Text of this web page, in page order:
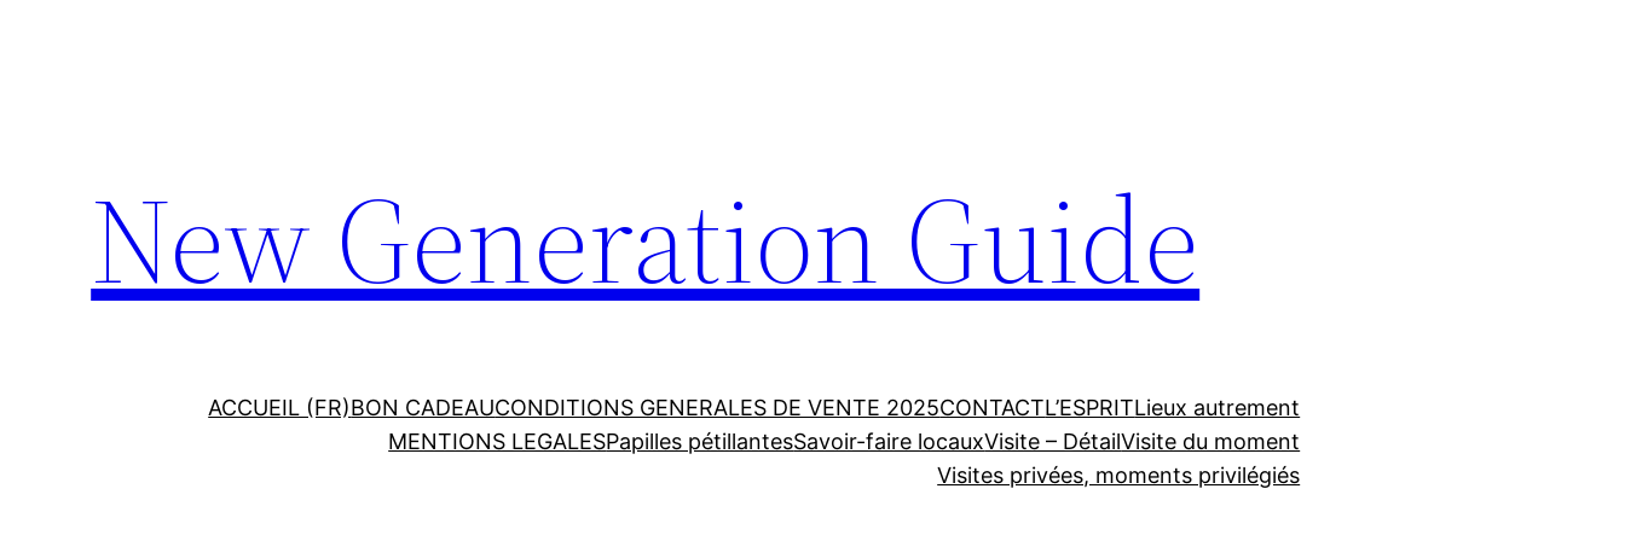
New Generation Guide
ACCUEIL (FR)BON CADEAUCONDITIONS GENERALES DE VENTE 2025CONTACTL’ESPRITLieux autrement
MENTIONS LEGALESPapilles pétillantesSavoir-faire locauxVisite – DétailVisite du moment
Visites privées, moments privilégiés